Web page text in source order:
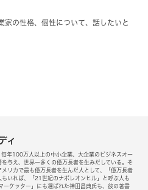
家の性格、個性について、話したいと
ィ
毎年100万人以上の中小企業、大企業のビジネスオー
を与え、世界一多くの億万長者を生みだしている。そ
メリカで最も億万長者を生んだ人として、「億万長者
もいれば、「21世紀のナポレオンヒル」と呼ぶ人も
ーケッター」にも選ばれた神田昌典氏も、彼の著書